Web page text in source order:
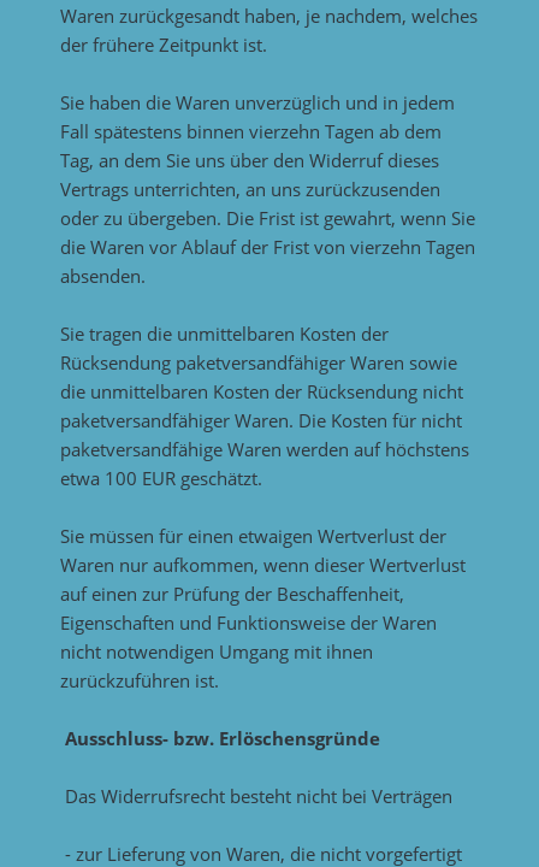
Waren zurückgesandt haben, je nachdem, welches
der frühere Zeitpunkt ist.
Sie haben die Waren unverzüglich und in jedem
Fall spätestens binnen vierzehn Tagen ab dem
Tag, an dem Sie uns über den Widerruf dieses
Vertrags unterrichten, an uns zurückzusenden
oder zu übergeben. Die Frist ist gewahrt, wenn Sie
die Waren vor Ablauf der Frist von vierzehn Tagen
absenden.
Sie tragen die unmittelbaren Kosten der
Rücksendung paketversandfähiger Waren sowie
die unmittelbaren Kosten der Rücksendung nicht
paketversandfähiger Waren. Die Kosten für nicht
paketversandfähige Waren werden auf höchstens
etwa 100 EUR geschätzt.
Sie müssen für einen etwaigen Wertverlust der
Waren nur aufkommen, wenn dieser Wertverlust
auf einen zur Prüfung der Beschaffenheit,
Eigenschaften und Funktionsweise der Waren
nicht notwendigen Umgang mit ihnen
zurückzuführen ist.
Ausschluss- bzw. Erlöschensgründe
Das Widerrufsrecht besteht nicht bei Verträgen
- zur Lieferung von Waren, die nicht vorgefertigt